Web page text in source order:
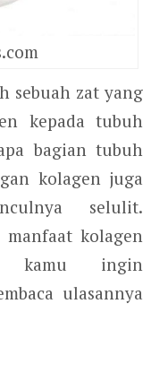
sebuah zat yang
kepada tubuh
bagian tubuh
kolagen juga
selulit.
kolagen
kamu ingin
ulasannya